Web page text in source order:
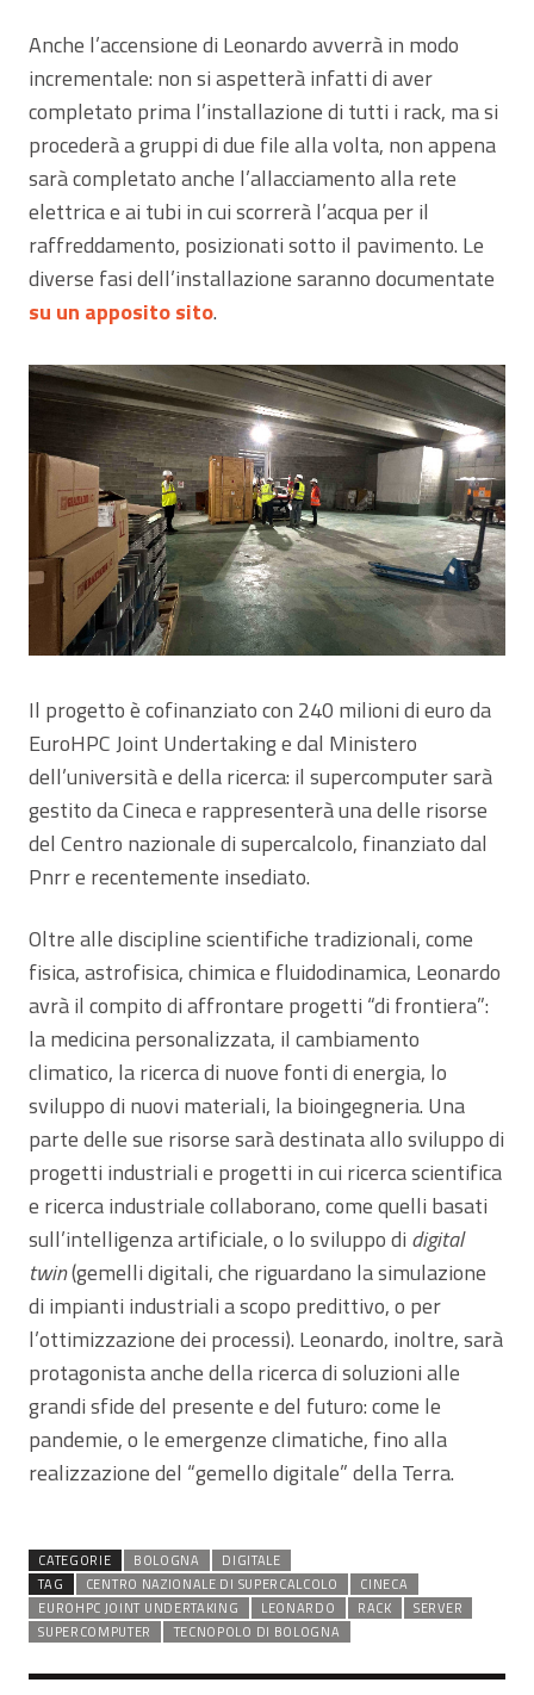
Anche l’accensione di Leonardo avverrà in modo
incrementale: non si aspetterà infatti di aver
completato prima l’installazione di tutti i rack, ma si
procederà a gruppi di due file alla volta, non appena
sarà completato anche l’allacciamento alla rete
elettrica e ai tubi in cui scorrerà l’acqua per il
raffreddamento, posizionati sotto il pavimento. Le
diverse fasi dell’installazione saranno documentate
su un apposito sito.
Il progetto è cofinanziato con 240 milioni di euro da
EuroHPC Joint Undertaking e dal Ministero
dell’università e della ricerca: il supercomputer sarà
gestito da Cineca e rappresenterà una delle risorse
del Centro nazionale di supercalcolo, finanziato dal
Pnrr e recentemente insediato.
Oltre alle discipline scientifiche tradizionali, come
fisica, astrofisica, chimica e fluidodinamica, Leonardo
avrà il compito di affrontare progetti “di frontiera”:
la medicina personalizzata, il cambiamento
climatico, la ricerca di nuove fonti di energia, lo
sviluppo di nuovi materiali, la bioingegneria. Una
parte delle sue risorse sarà destinata allo sviluppo di
progetti industriali e progetti in cui ricerca scientifica
e ricerca industriale collaborano, come quelli basati
sull’intelligenza artificiale, o lo sviluppo di digital
twin(gemelli digitali, che riguardano la simulazione
di impianti industriali a scopo predittivo, o per
l’ottimizzazione dei processi). Leonardo, inoltre, sarà
protagonista anche della ricerca di soluzioni alle
grandi sfide del presente e del futuro: come le
pandemie, o le emergenze climatiche, fino alla
realizzazione del “gemello digitale” della Terra.
CATEGORIE BOLOGNA
DIGITALE
TAG
CENTRO NAZIONALE DI SUPERCALCOLO
CINECA
EUROHPC JOINT UNDERTAKING
LEONARDO RACK
SERVER
SUPERCOMPUTER
TECNOPOLO DI BOLOGNA